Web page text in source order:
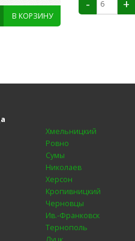
Хмельницкий
Ровно
Сумы
Николаев
Херсон
Кропивницкий
Черновцы
Ив.-Франковск
Тернополь